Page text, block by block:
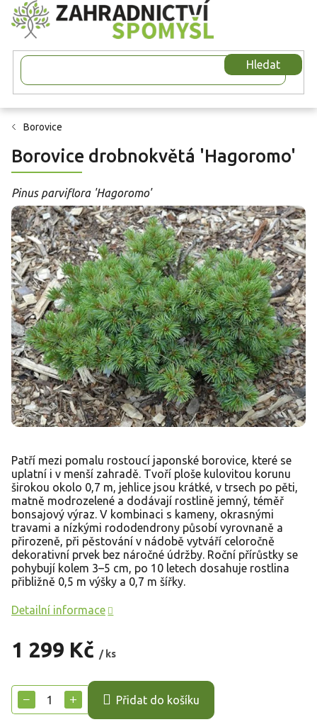
Přejít
na
obsah
Hledat
Borovice
Borovice drobnokvětá 'Hagoromo'
Pinus parviflora 'Hagoromo'
1 299 Kč / ks
cena:
+
− Přidat do košíku
Patří mezi pomalu rostoucí japonské borovice, které se
uplatní i v menší zahradě. Tvoří ploše kulovitou korunu
širokou okolo 0,7 m, jehlice jsou krátké, v trsech po pěti,
matně modrozelené a dodávají rostlině jemný, téměř
bonsajový výraz. V kombinaci s kameny, okrasnými
travami a nízkými rododendrony působí vyrovnaně a
přirozeně, při pěstování v nádobě vytváří celoročně
dekorativní prvek bez náročné údržby. Roční přírůstky se
pohybují kolem 3–5 cm, po 10 letech dosahuje rostlina
přibližně 0,5 m výšky a 0,7 m šířky.
Detailní informace